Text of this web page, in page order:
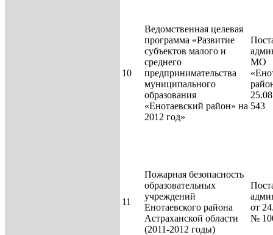
10
Ведомственная целевая
программа «Развитие
субъектов малого и
среднего
предпринимательства
муниципального
образования
«Енотаевский район» на
2012 год»
МО
543
11
Пожарная безопасность
образовательных
учреждений
Енотаевского района
Астраханской области
(2011-2012 годы)
от
№